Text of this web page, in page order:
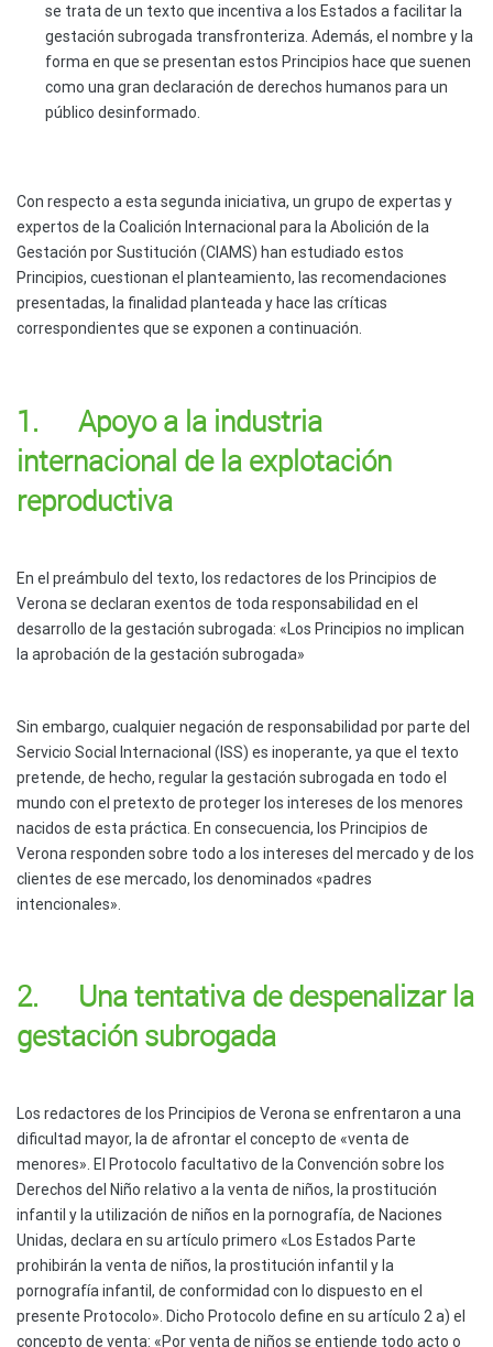
se trata de un texto que incentiva a los Estados a facilitar la
gestación subrogada transfronteriza. Además, el nombre y la
forma en que se presentan estos Principios hace que suenen
como una gran declaración de derechos humanos para un
público desinformado.
Con respecto a esta segunda iniciativa, un grupo de expertas y
expertos de la Coalición Internacional para la Abolición de la
Gestación por Sustitución (CIAMS) han estudiado estos
Principios, cuestionan el planteamiento, las recomendaciones
presentadas, la finalidad planteada y hace las críticas
correspondientes que se exponen a continuación.
1. Apoyo a la industria
internacional de la explotación
reproductiva
En el preámbulo del texto, los redactores de los Principios de
Verona se declaran exentos de toda responsabilidad en el
desarrollo de la gestación subrogada: «Los Principios no implican
la aprobación de la gestación subrogada»
Sin embargo, cualquier negación de responsabilidad por parte del
Servicio Social Internacional (ISS) es inoperante, ya que el texto
pretende, de hecho, regular la gestación subrogada en todo el
mundo con el pretexto de proteger los intereses de los menores
nacidos de esta práctica. En consecuencia, los Principios de
Verona responden sobre todo a los intereses del mercado y de los
clientes de ese mercado, los denominados «padres
intencionales».
2. Una tentativa de despenalizar la
gestación subrogada
Los redactores de los Principios de Verona se enfrentaron a una
dificultad mayor, la de afrontar el concepto de «venta de
menores». El Protocolo facultativo de la Convención sobre los
Derechos del Niño relativo a la venta de niños, la prostitución
infantil y la utilización de niños en la pornografía, de Naciones
Unidas, declara en su artículo primero «Los Estados Parte
prohibirán la venta de niños, la prostitución infantil y la
pornografía infantil, de conformidad con lo dispuesto en el
presente Protocolo». Dicho Protocolo define en su artículo 2 a) el
concepto de venta: «Por venta de niños se entiende todo acto o